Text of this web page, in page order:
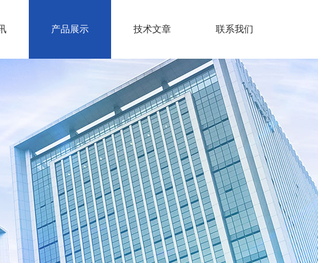
产品展示 技术文章 联系我们